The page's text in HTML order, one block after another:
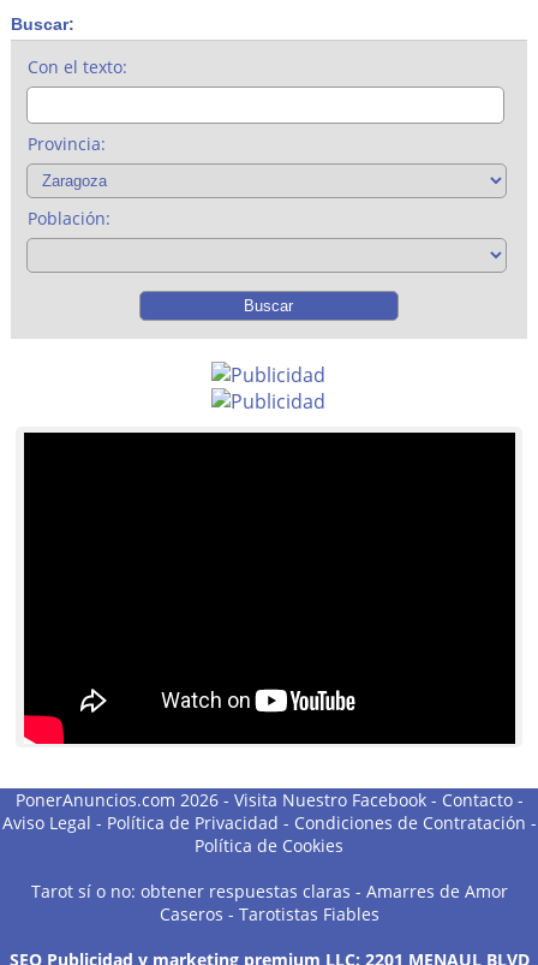
Buscar:
Con el texto:
Provincia:
Población:
PonerAnuncios.com 2026 - Visita Nuestro Facebook- Contacto-
Aviso Legal - Política de Privacidad - Condiciones de Contratación -
Política de Cookies
Tarot sí o no: obtener respuestas claras - Amarres de Amor
Caseros - Tarotistas Fiables
SEO Publicidad y marketing premium LLC: 2201 MENAUL BLVD